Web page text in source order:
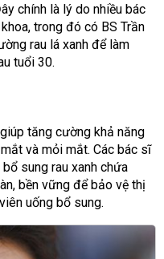
chính là lý do nhiều bác
trong đó có BS Trần
rau lá xanh để làm
tuổi 30.
tăng cường khả năng
và mỏi mắt. Các bác sĩ
sung rau xanh chứa
bền vững để bảo vệ thị
uống bổ sung.